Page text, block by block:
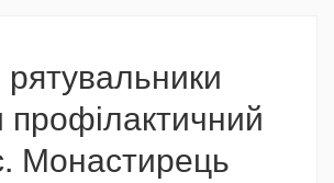
рятувальники
профілактичний
Монастирець